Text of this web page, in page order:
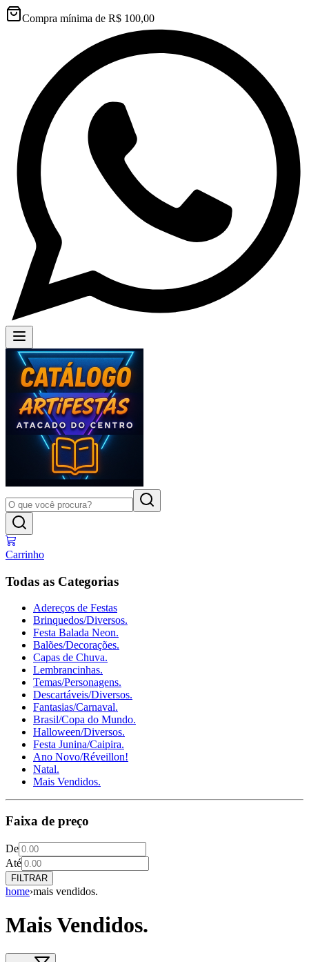
Compra mínima de R$ 100,00
Carrinho
Todas as Categorias
Adereços de Festas
Brinquedos/Diversos.
Festa Balada Neon.
Balões/Decorações.
Capas de Chuva.
Lembrancinhas.
Temas/Personagens.
Descartáveis/Diversos.
Fantasias/Carnaval.
Brasil/Copa do Mundo.
Halloween/Diversos.
Festa Junina/Caipira.
Ano Novo/Réveillon!
Natal.
Mais Vendidos.
Faixa de preço
De
Até
FILTRAR
home›mais vendidos.
Mais Vendidos.